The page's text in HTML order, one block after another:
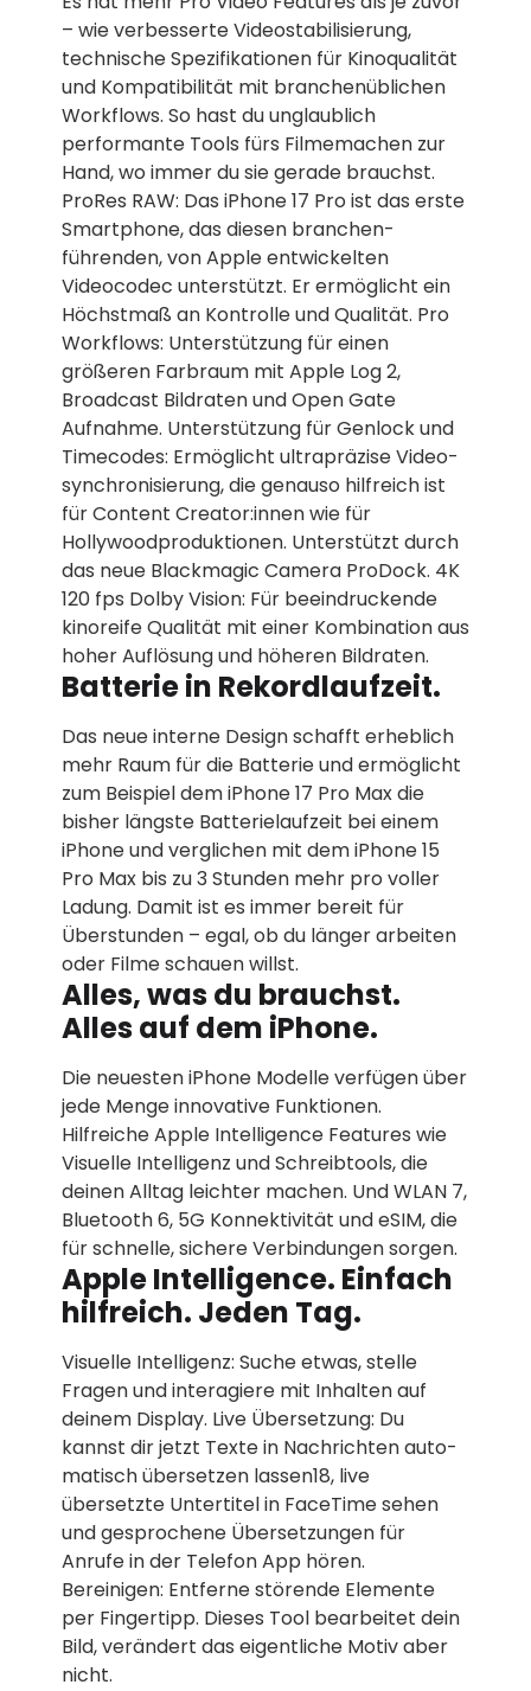
– wie verbesserte Videostabilisierung,
technische Spezifikationen für Kinoqualität
und Kompatibilität mit branchen­üblichen
Workflows. So hast du unglaublich
performante Tools fürs Filmemachen zur
Hand, wo immer du sie gerade brauchst.
ProRes RAW: Das iPhone 17 Pro ist das erste
Smartphone, das diesen branchen­
führenden, von Apple entwickelten
Videocodec unter­stützt. Er ermöglicht ein
Höchst­maß an Kontrolle und Qualität. Pro
Workflows: Unterstützung für einen
größeren Farbraum mit Apple Log 2,
Broadcast Bildraten und Open Gate
Aufnahme. Unterstützung für Genlock und
Timecodes: Ermöglicht ultrapräzise Video­
synchronisierung, die genauso hilfreich ist
für Content Creato­r:innen wie für
Hollywood­produktionen. Unterstützt durch
das neue Blackmagic Camera ProDock. 4K
120 fps Dolby Vision: Für beein­druckende
kinoreife Qualität mit einer Kombination aus
hoher Auflösung und höheren Bildraten.
Batterie in Rekordlaufzeit.
Das neue interne Design schafft erheblich
mehr Raum für die Batterie und ermöglicht
zum Beispiel dem iPhone 17 Pro Max die
bisher längste Batterielaufzeit bei einem
iPhone und verglichen mit dem iPhone 15
Pro Max bis zu 3 Stunden mehr pro voller
Ladung. Damit ist es immer bereit für
Überstunden – egal, ob du länger arbeiten
oder Filme schauen willst.
Alles, was du brauchst.
Alles auf dem iPhone.
Die neuesten iPhone Modelle verfügen über
jede Menge innovative Funktionen.
Hilfreiche Apple Intelligence Features wie
Visuelle Intelligenz und Schreibtools, die
deinen Alltag leichter machen. Und WLAN 7,
Bluetooth 6, 5G Konnektivität und eSIM, die
für schnelle, sichere Verbindungen sorgen.
Apple Intelligence. Einfach
hilfreich. Jeden Tag.
Visuelle Intelligenz: Suche etwas, stelle
Fragen und interagiere mit Inhalten auf
deinem Display. Live Übersetzung: Du
kannst dir jetzt Texte in Nachrichten auto­
matisch übersetzen lassen18, live
übersetzte Untertitel in FaceTime sehen
und gesprochene Über­setzungen für
Anrufe in der Telefon App hören.
Bereinigen: Entferne störende Elemente
per Fingertipp. Dieses Tool bearbeitet dein
Bild, verändert das eigentliche Motiv aber
nicht.